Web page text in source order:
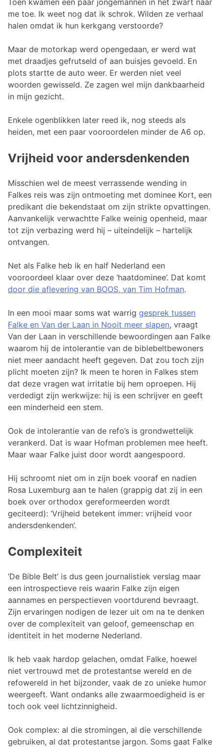
me toe. Ik weet nog dat ik schrok. Wilden ze verhaal
halen omdat ik hun kerkgang verstoorde?
Maar de motorkap werd opengedaan, er werd wat
met draadjes gefrutseld of aan buisjes gevoeld. En
plots startte de auto weer. Er werden niet veel
woorden gewisseld. Ze zagen wel mijn dankbaarheid
in mijn gezicht.
Enkele ogenblikken later reed ik, nog steeds als
heiden, met een paar vooroordelen minder de A6 op.
Vrijheid voor andersdenkenden
Misschien wel de meest verrassende wending in
Falkes reis was zijn ontmoeting met dominee Kort, een
predikant die bekendstaat om zijn strikte opvattingen.
Aanvankelijk verwachtte Falke weinig openheid, maar
tot zijn verbazing werd hij – uiteindelijk – hartelijk
ontvangen.
Net als Falke heb ik en half Nederland een
vooroordeel klaar over deze ‘haatdominee’. Dat komt
door die aflevering van BOOS, van Tim Hofman.
In een mooi maar soms wat warrig gesprek tussen
Falke en Van der Laan in Nooit meer slapen, vraagt
Van der Laan in verschillende bewoordingen aan Falke
waarom hij de intolerantie van de biblebeltbewoners
niet meer aandacht heeft gegeven. Dat zou toch zijn
plicht moeten zijn? Ik meen te horen in Falkes stem
dat deze vragen wat irritatie bij hem oproepen. Hij
verdedigt zijn werkwijze: hij is een schrijver en geeft
een minderheid een stem.
Ook de intolerantie van de refo’s is grondwettelijk
verankerd. Dat is waar Hofman problemen mee heeft.
Maar waar Falke juist door wordt aangespoord.
Hij schroomt niet om in zijn boek vooraf en nadien
Rosa Luxemburg aan te halen (grappig dat zij in een
boek over orthodox gereformeerden wordt
geciteerd): ‘Vrijheid betekent immer: vrijheid voor
andersdenkenden’.
Complexiteit
‘De Bible Belt’ is dus geen journalistiek verslag maar
een introspectieve reis waarin Falke zijn eigen
aannames en perspectieven voortdurend bevraagt.
Zijn ervaringen nodigen de lezer uit om na te denken
over de complexiteit van geloof, gemeenschap en
identiteit in het moderne Nederland.
Ik heb vaak hardop gelachen, omdat Falke, hoewel
niet vertrouwd met de protestantse wereld en de
refowereld in het bijzonder, vaak de zo unieke humor
weergeeft. Want ondanks alle zwaarmoedigheid is er
toch ook veel lichtzinnigheid.
Ook complex: al die stromingen, al die verschillende
gebruiken, al dat protestantse jargon. Soms gaat Falke